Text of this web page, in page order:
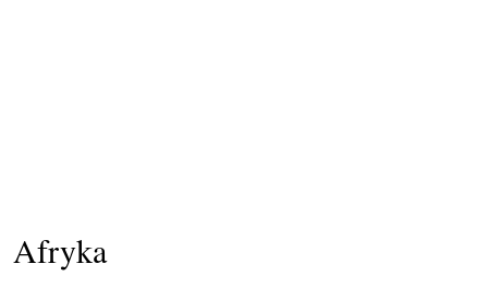
Afryka